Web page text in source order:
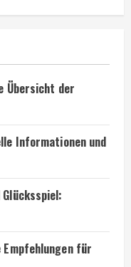
Übersicht der
Informationen und
für